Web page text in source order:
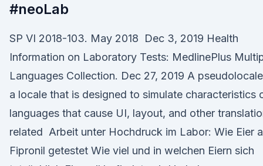
#neoLab
SP VI 2018-103. May 2018 Dec 3, 2019 Health
Information on Laboratory Tests: MedlinePlus
Languages Collection. Dec 27, 2019 A
a locale that is designed to simulate characteristics
languages that cause UI, layout, and other
related Arbeit unter Hochdruck im Labor: Wie Eier
Fipronil getestet Wie viel und in welchen Eiern sich